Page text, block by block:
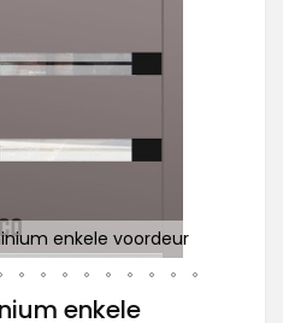
enkele voordeur
enkele